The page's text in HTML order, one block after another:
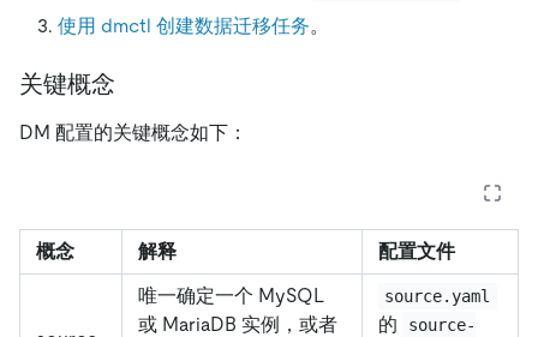
使用 dmctl 创建数据迁移任务。
关键概念
DM 配置的关键概念如下：
概念 解释 配置文件
唯一确定一个 MySQL
或 MariaDB 实例，或者
source.yaml
的
source-